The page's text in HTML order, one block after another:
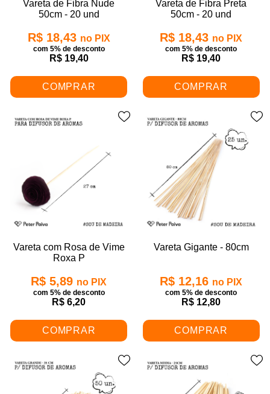
Vareta de Fibra Nude
50cm - 20 und
R$ 18,43 no PIX
com 5% de desconto
R$ 19,40
COMPRAR
Vareta de Fibra Preta
50cm - 20 und
R$ 18,43 no PIX
com 5% de desconto
R$ 19,40
COMPRAR
Vareta com Rosa de Vime
Roxa P
R$ 5,89 no PIX
com 5% de desconto
R$ 6,20
COMPRAR
Vareta Gigante - 80cm
R$ 12,16 no PIX
com 5% de desconto
R$ 12,80
COMPRAR